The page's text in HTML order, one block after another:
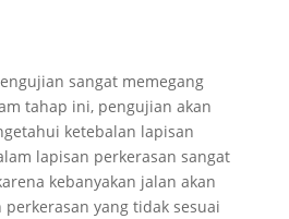
sangat memegang
tahap ini, pengujian akan
ketebalan lapisan
lapisan perkerasan sangat
kebanyakan jalan akan
yang tidak sesuai